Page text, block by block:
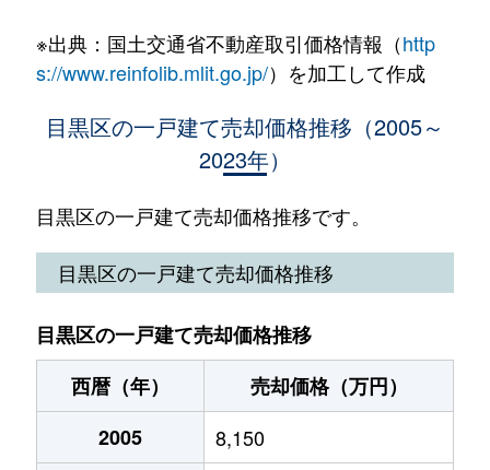
大岡山
12,000万円 都立大学
8,900万円
柿の木坂
25,000万円 学芸大学
柿の木坂
15,000万円 都立大学
上目黒
20,000万円 中目黒
徒歩
上目黒
24,000万円 中目黒
徒歩
※出典：国土交通省不動産取引価格情報（http
s://www.reinfolib.mlit.go.jp/）を加工して作成
目黒区の一戸建て売却価格推移（2005～
2023年）
目黒区の一戸建て売却価格推移です。
目黒区の一戸建て売却価格推移
目黒区の一戸建て売却価格推移
西暦（年）
売却価格（万円）
2005
8,150